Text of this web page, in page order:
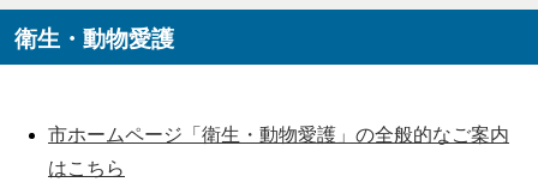
衛生・動物愛護
市ホームページ「衛生・動物愛護」の全般的なご案内
はこちら